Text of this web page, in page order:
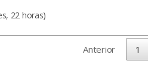
22 horas)
Anterior 1